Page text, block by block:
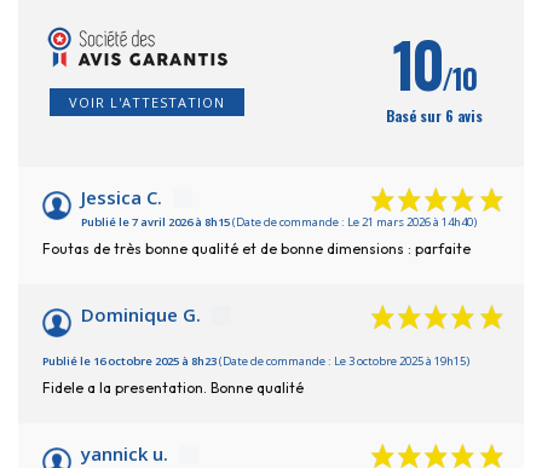
VOIR L'ATTESTATION 10/10
Basé sur 6 avis
Jessica C.
Publié le 7 avril 2026 à 8h15(Date de commande : Le 21 mars 2026 à 14h40)
Foutas de très bonne qualité et de bonne dimensions : parfaite
Dominique G.
Publié le 16 octobre 2025 à 8h23(Date de commande : Le 3 octobre 2025 à 19h15)
Fidele a la presentation. Bonne qualité
yannick u.